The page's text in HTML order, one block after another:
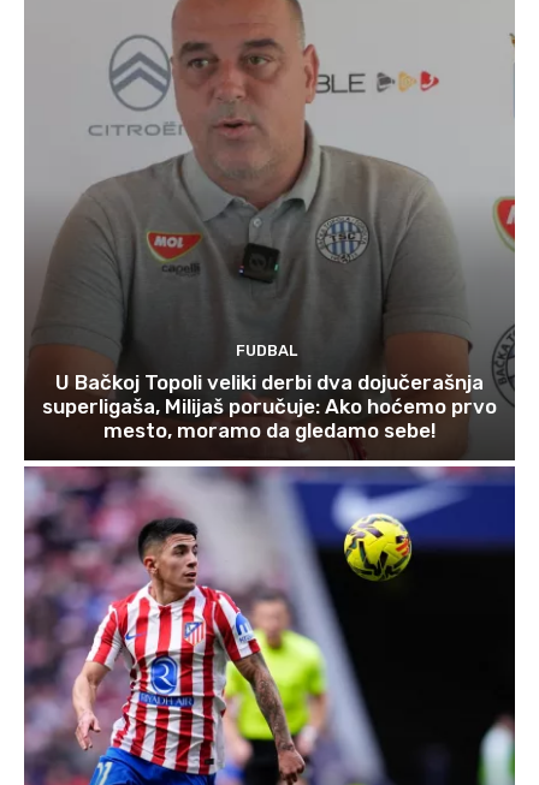
FUDBAL
U Bačkoj Topoli veliki derbi dva dojučerašnja
superligaša, Milijaš poručuje: Ako hoćemo prvo
mesto, moramo da gledamo sebe!